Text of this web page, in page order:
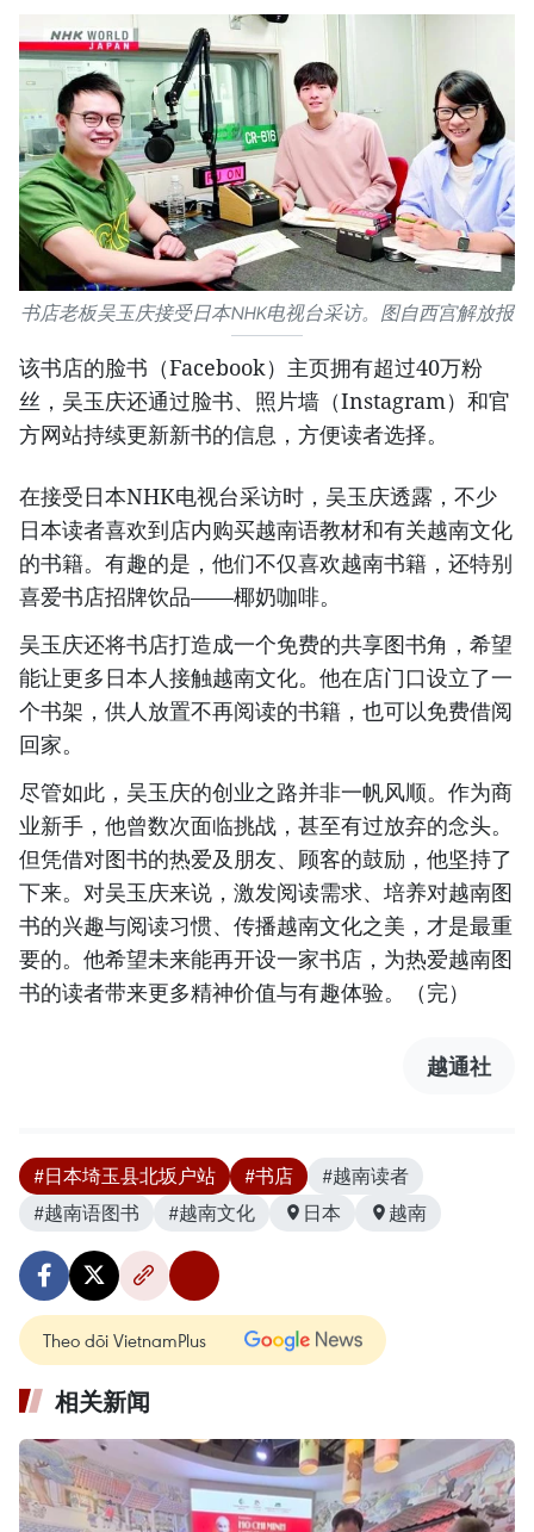
书店老板吴玉庆接受日本NHK电视台采访。图自西宫解放报
该书店的脸书（Facebook）主页拥有超过40万粉
丝，吴玉庆还通过脸书、照片墙（Instagram）和官
方网站持续更新新书的信息，方便读者选择。
在接受日本NHK电视台采访时，吴玉庆透露，不少
日本读者喜欢到店内购买越南语教材和有关越南文化
的书籍。有趣的是，他们不仅喜欢越南书籍，还特别
喜爱书店招牌饮品——椰奶咖啡。
吴玉庆还将书店打造成一个免费的共享图书角，希望
能让更多日本人接触越南文化。他在店门口设立了一
个书架，供人放置不再阅读的书籍，也可以免费借阅
回家。
尽管如此，吴玉庆的创业之路并非一帆风顺。作为商
业新手，他曾数次面临挑战，甚至有过放弃的念头。
但凭借对图书的热爱及朋友、顾客的鼓励，他坚持了
下来。对吴玉庆来说，激发阅读需求、培养对越南图
书的兴趣与阅读习惯、传播越南文化之美，才是最重
要的。他希望未来能再开设一家书店，为热爱越南图
书的读者带来更多精神价值与有趣体验。（完）
越通社
#日本埼玉县北坂户站 #书店
#越南读者
#越南语图书
#越南文化 日本 越南
Theo dõi VietnamPlus
相关新闻